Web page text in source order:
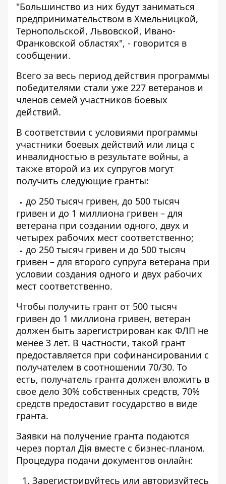
"Большинство из них будут заниматься
предпринимательством в Хмельницкой,
Тернопольской, Львовской, Ивано-
Франковской областях", - говорится в
сообщении.
Всего за весь период действия программы
победителями стали уже 227 ветеранов и
членов семей участников боевых
действий.
В соответствии с условиями программы
участники боевых действий или лица с
инвалидностью в результате войны, а
также второй из их супругов могут
получить следующие гранты:
до 250 тысяч гривен, до 500 тысяч
гривен и до 1 миллиона гривен – для
ветерана при создании одного, двух и
четырех рабочих мест соответственно;
до 250 тысяч гривен и до 500 тысяч
гривен – для второго супруга ветерана при
условии создания одного и двух рабочих
мест соответственно.
Чтобы получить грант от 500 тысяч
гривен до 1 миллиона гривен, ветеран
должен быть зарегистрирован как ФЛП не
менее 3 лет. В частности, такой грант
предоставляется при софинансировании с
получателем в соотношении 70/30. То
есть, получатель гранта должен вложить в
свое дело 30% собственных средств, 70%
средств предоставит государство в виде
гранта.
Заявки на получение гранта подаются
через портал Дія вместе с бизнес-планом.
Процедура подачи документов онлайн:
Зарегистрируйтесь или авторизуйтесь